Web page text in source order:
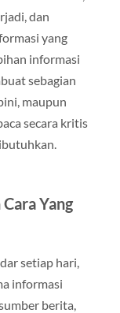
dan
yang
informasi
sebagian
maupun
secara kritis
Yang
setiap hari,
informasi
berita,